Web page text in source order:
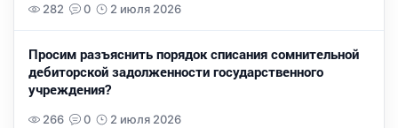
282 0 2 июля 2026
Просим разъяснить порядок списания сомнительной
дебиторской задолженности государственного
учреждения?
266 0 2 июля 2026